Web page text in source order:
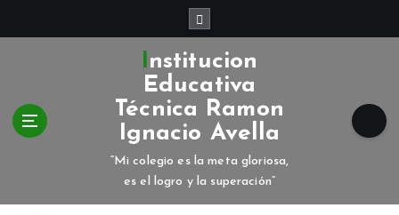
Institucion
Educativa
Técnica Ramon
Ignacio Avella
“Mi colegio es la meta gloriosa,
es el logro y la superación”